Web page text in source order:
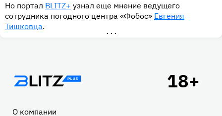
Но портал BLITZ+ узнал еще мнение ведущего
сотрудника погодного центра «Фобос» Евгения
Тишковца.
•••
Подвал
О компании